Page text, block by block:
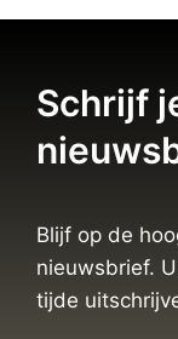
Schrijf
Blijf op de
nieuwsbrief.
tijde